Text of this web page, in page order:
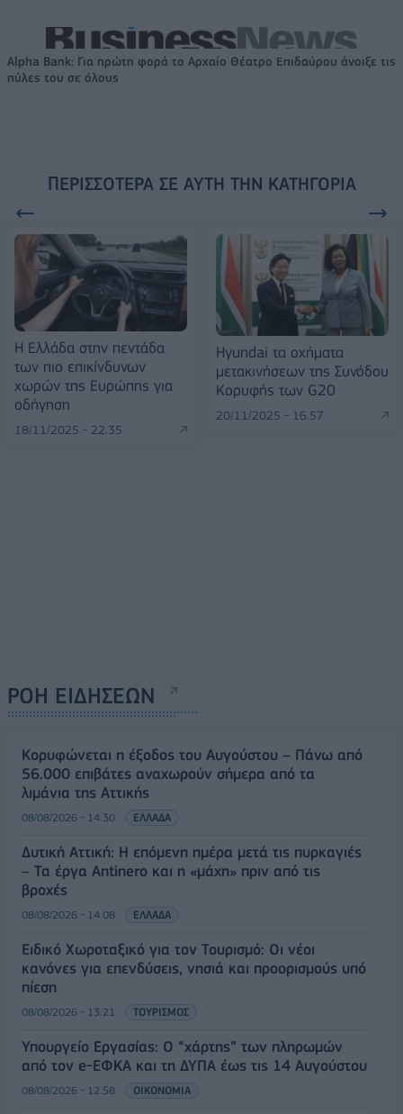
Alpha Bank: Για πρώτη φορά το Αρχαίο Θέατρο Επιδαύρου άνοιξε τις
πύλες του σε όλους
ΠΕΡΙΣΣΌΤΕΡΑ ΣΕ ΑΥΤΉ ΤΗΝ ΚΑΤΗΓΟΡΊΑ
Η Ελλάδα στην πεντάδα
των πιο επικίνδυνων
χωρών της Ευρώπης για
οδήγηση
18/11/2025 - 22:35
Hyundai τα οχήματα
μετακινήσεων της Συνόδου
Κορυφής των G20
20/11/2025 - 16:57
ΡΟΗ ΕΙΔΗΣΕΩΝ
Κορυφώνεται η έξοδος του Αυγούστου – Πάνω από
56.000 επιβάτες αναχωρούν σήμερα από τα
λιμάνια της Αττικής
08/08/2026 - 14:30 ΕΛΛΑΔΑ
Δυτική Αττική: Η επόμενη ημέρα μετά τις πυρκαγιές
– Τα έργα Antinero και η «μάχη» πριν από τις
βροχές
08/08/2026 - 14:08 ΕΛΛΑΔΑ
Ειδικό Χωροταξικό για τον Τουρισμό: Οι νέοι
κανόνες για επενδύσεις, νησιά και προορισμούς υπό
πίεση
08/08/2026 - 13:21 ΤΟΥΡΙΣΜΟΣ
Υπουργείο Εργασίας: Ο “χάρτης” των πληρωμών
από τον e-ΕΦΚΑ και τη ΔΥΠΑ έως τις 14 Αυγούστου
08/08/2026 - 12:58 ΟΙΚΟΝΟΜΙΑ